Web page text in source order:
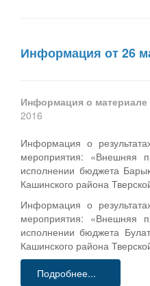
Информация от 26
Информация о материале
2016
Информация о
мероприятия: «Внешняя
исполнении бюджета
Кашинского района
Информация о
мероприятия: «Внешняя
исполнении бюджета
Кашинского района
Подробнее...